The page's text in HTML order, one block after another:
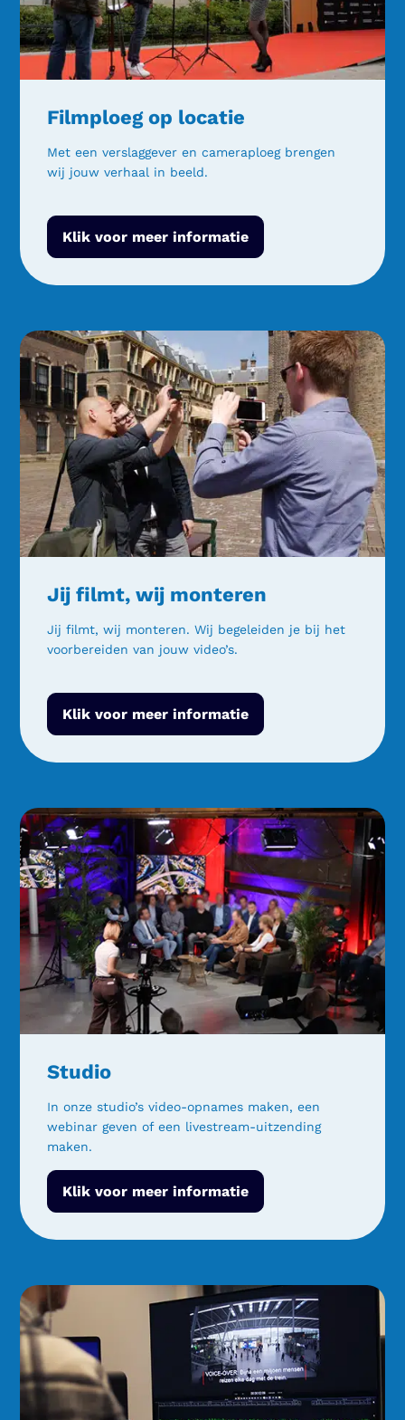
Filmploeg op locatie
Met een verslaggever en cameraploeg brengen
wij jouw verhaal in beeld.
Klik voor meer informatie
Jij filmt, wij monteren
Jij filmt, wij monteren. Wij begeleiden je bij het
voorbereiden van jouw video’s.
Klik voor meer informatie
Studio
In onze studio’s video-opnames maken, een
webinar geven of een livestream-uitzending
maken.
Klik voor meer informatie